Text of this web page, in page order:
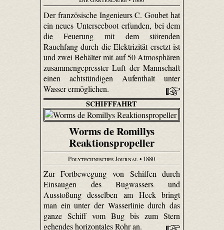
Der französische Ingenieurs C. Goubet hat
ein neues Unterseeboot erfunden, bei dem
die Feuerung mit dem störenden
Rauchfang durch die Elektrizität ersetzt ist
und zwei Behälter mit auf 50 Atmosphären
zusammengepresster Luft der Mannschaft
einen achtstündigen Aufenthalt unter
Wasser ermöglichen.
SCHIFFFAHRT
Worms de Romillys
Reaktionspropeller
Polytechnisches Journal• 1880
Zur Fortbewegung von Schiffen durch
Einsaugen des Bug­wassers und
Ausstoßung desselben am Heck bringt
man ein unter der Wasserlinie durch das
ganze Schiff vom Bug bis zum Stern
gehendes horizontales Rohr an.